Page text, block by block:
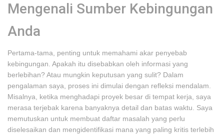
Mengenali Sumber Kebingungan
Anda
Pertama-tama, penting untuk memahami akar penyebab
kebingungan. Apakah itu disebabkan oleh informasi yang
berlebihan? Atau mungkin keputusan yang sulit? Dalam
pengalaman saya, proses ini dimulai dengan refleksi mendalam.
Misalnya, ketika menghadapi proyek besar di tempat kerja, saya
merasa terjebak karena banyaknya detail dan batas waktu. Saya
memutuskan untuk membuat daftar masalah yang perlu
diselesaikan dan mengidentifikasi mana yang paling kritis terlebih